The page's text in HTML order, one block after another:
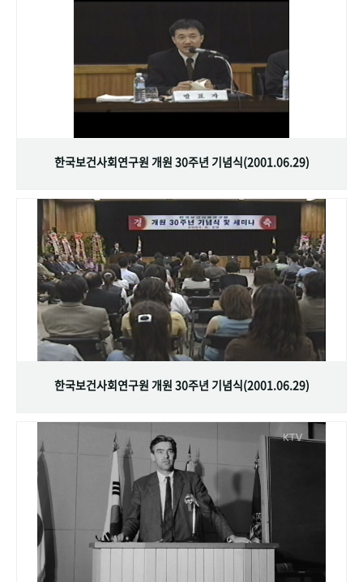
한국보건사회연구원 개원 30주년 기념식(2001.06.29)
한국보건사회연구원 개원 30주년 기념식(2001.06.29)